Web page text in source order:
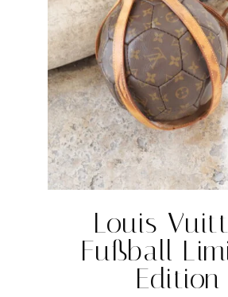
Louis
Fußball
Edition